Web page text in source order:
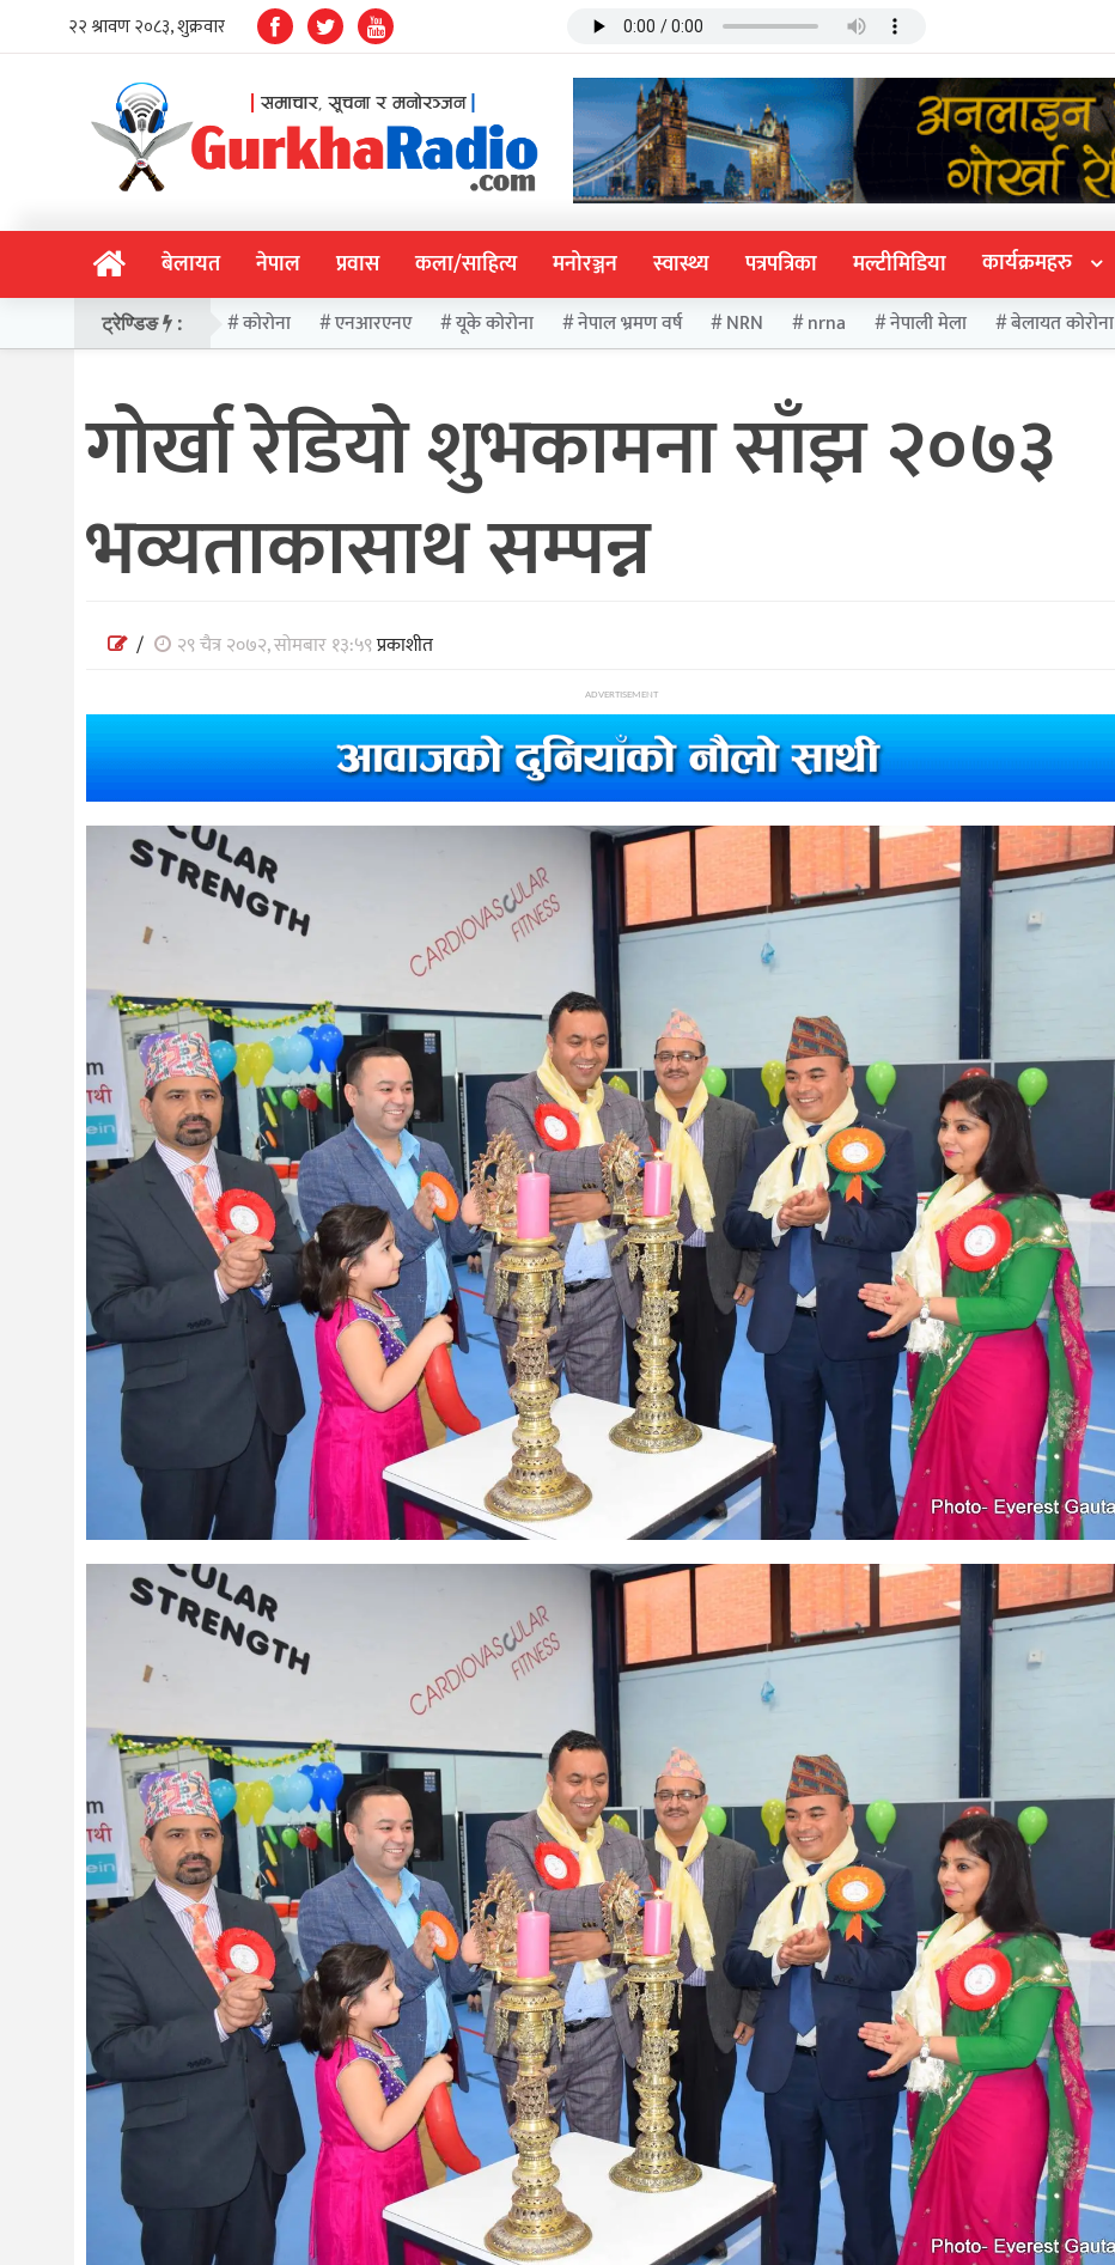
बेलायत नेपाल प्रवास कला/साहित्य मनोरञ्जन स्वास्थ्य पत्रपत्रिका मल्टीमिडिया कार्यक्रमहरु
ट्रेण्डिङ : कोरोना एनआरएनए यूके कोरोना नेपाल भ्रमण वर्ष NRN nrna नेपाली मेला बेलायत कोरोना
गोर्खा रेडियो शुभकामना साँझ २०७३
भव्यताकासाथ सम्पन्न
/ २९ चैत्र २०७२, सोमबार १३:५९प्रकाशीत
ADVERTISEMENT